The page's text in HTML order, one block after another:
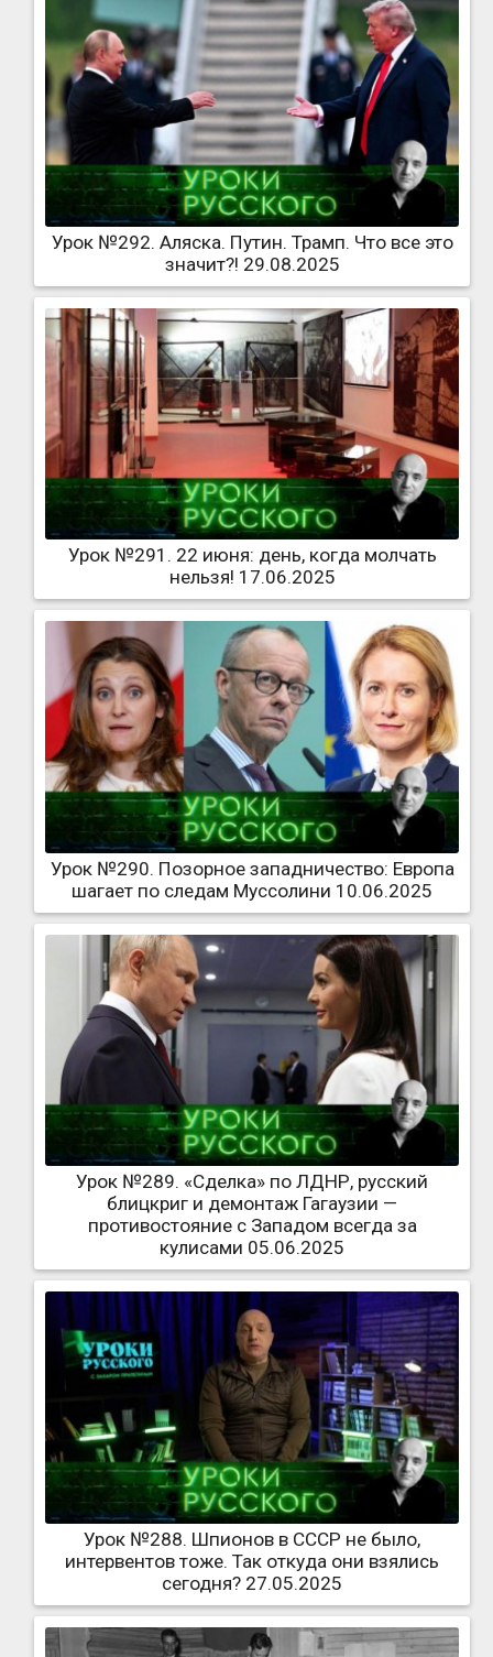
Урок №292. Аляска. Путин. Трамп. Что все это
значит?! 29.08.2025
Урок №291. 22 июня: день, когда молчать
нельзя! 17.06.2025
Урок №290. Позорное западничество: Европа
шагает по следам Муссолини 10.06.2025
Урок №289. «Сделка» по ЛДНР, русский
блицкриг и демонтаж Гагаузии —
противостояние с Западом всегда за
кулисами 05.06.2025
Урок №288. Шпионов в СССР не было,
интервентов тоже. Так откуда они взялись
сегодня? 27.05.2025